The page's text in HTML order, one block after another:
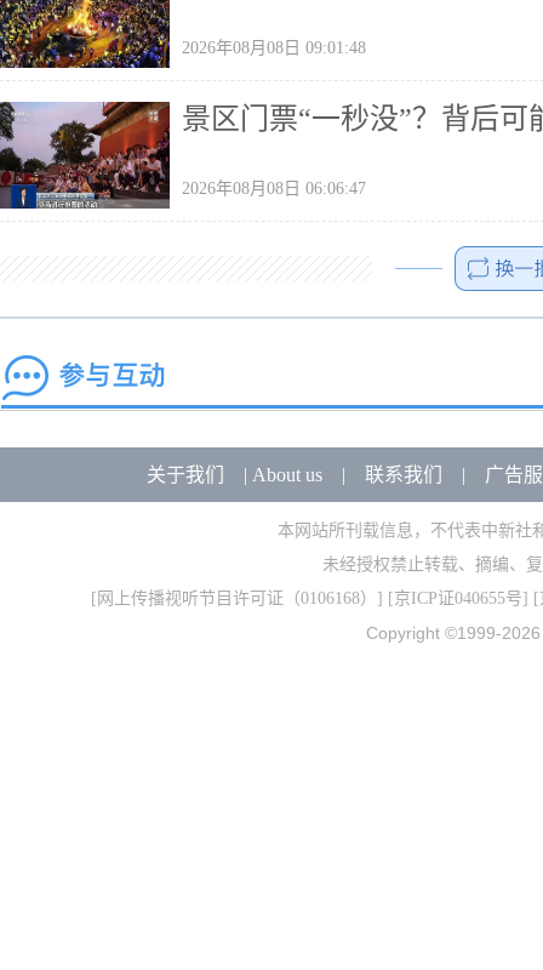
2026年08月08日 09:01:48
景区门票“一秒没”？背后可
2026年08月08日 06:06:47
关于我们 | About us| 联系我们 | 广告
本网站所刊载信息，不代表中新社
未经授权禁止转载、摘编、
[ 网上传播视听节目许可证（0106168） ] [京ICP证040655号] [
Copyright ©1999-